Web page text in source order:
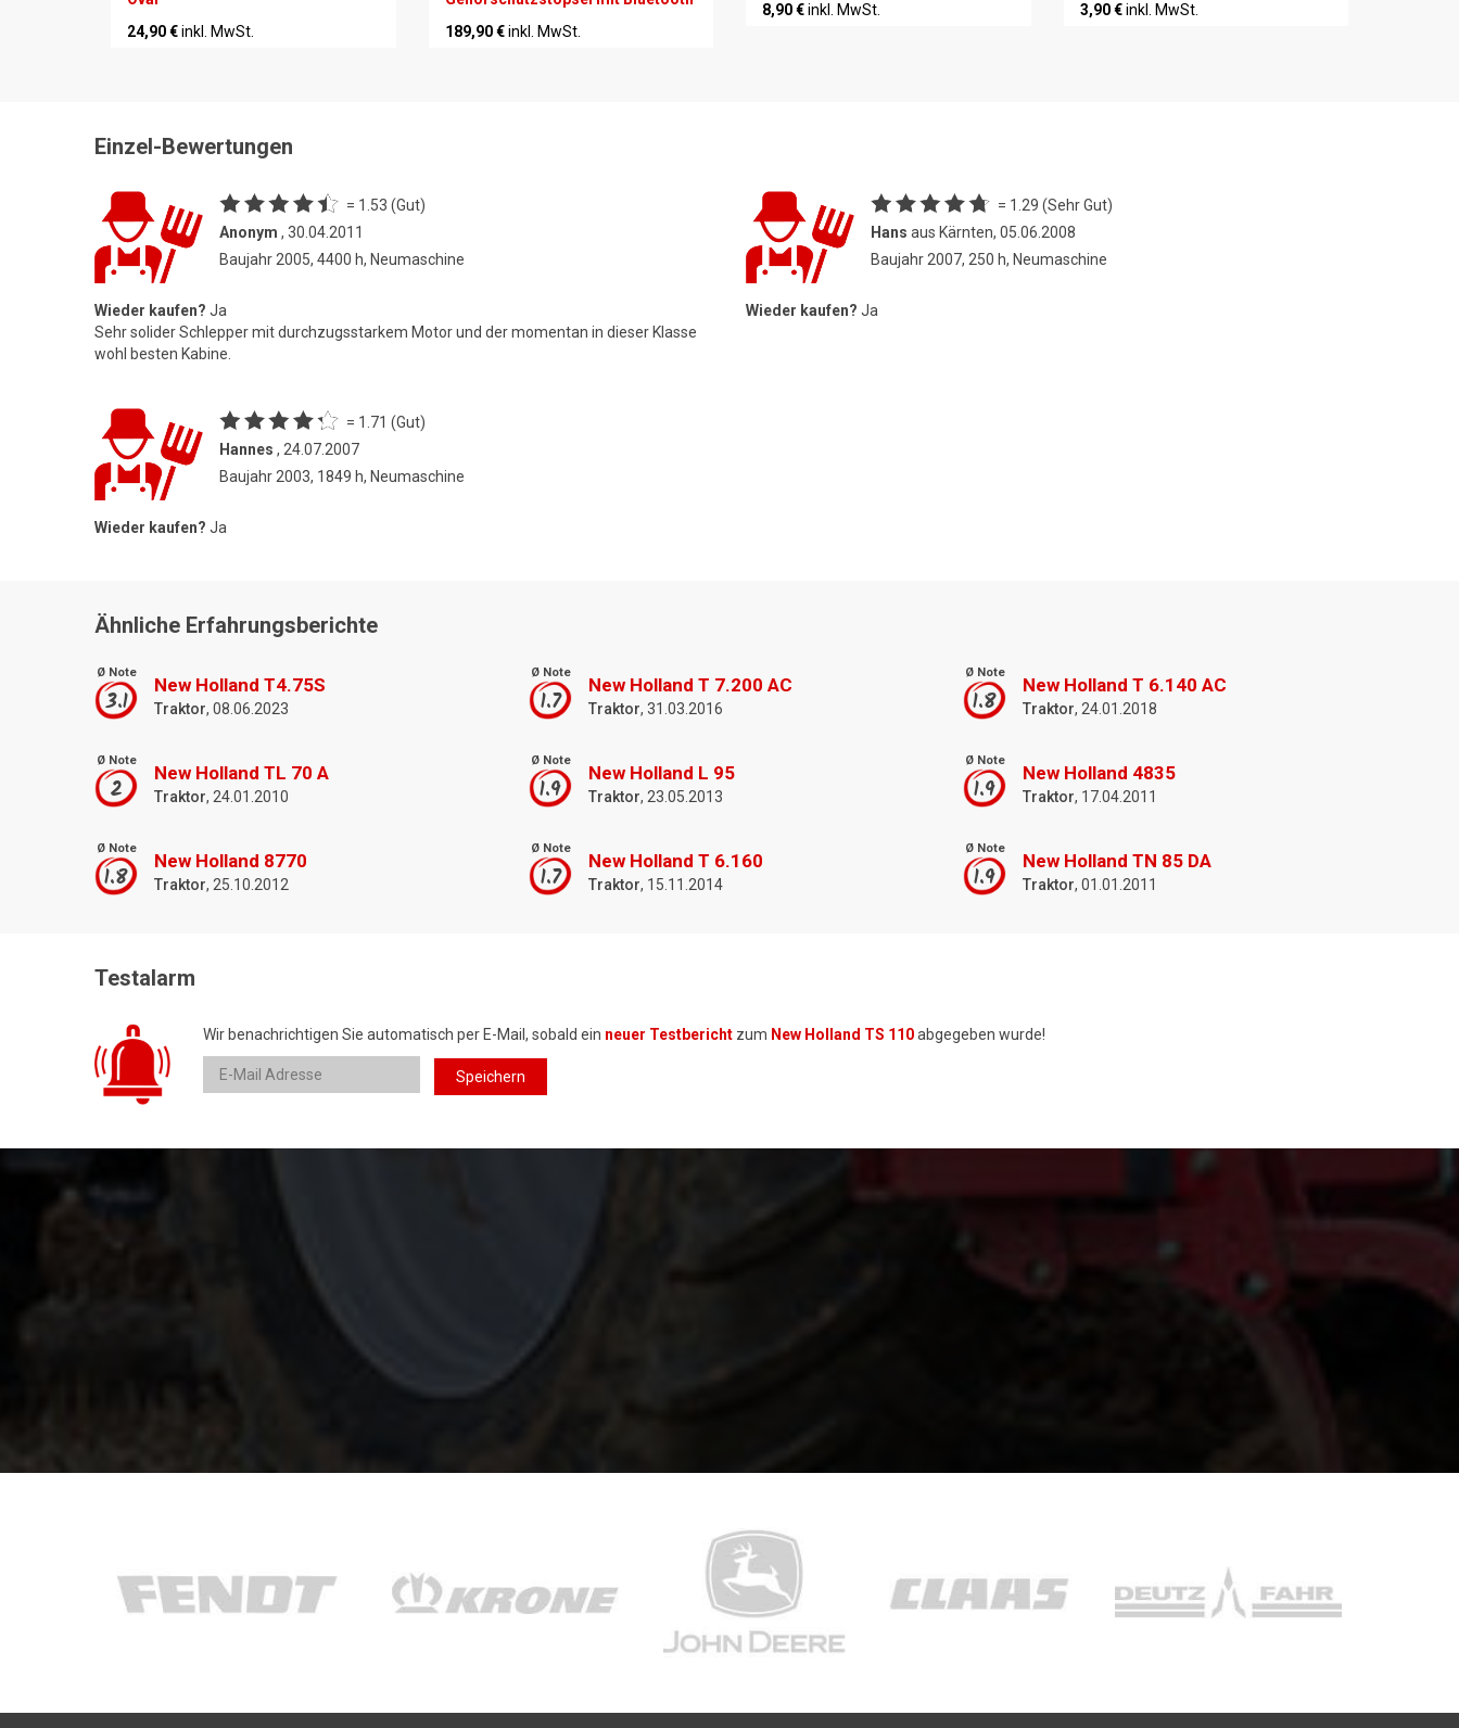
24,90 €inkl. MwSt.
189,90 € inkl. MwSt.
8,90 €inkl. MwSt.
3,90 € inkl. MwSt.
Einzel-Bewertungen
= 1.53 (Gut)
Anonym , 30.04.2011
Baujahr 2005, 4400 h, Neumaschine
Wieder kaufen? Ja
Sehr solider Schlepper mit durchzugsstarkem Motor und der momentan in dieser Klasse
wohl besten Kabine.
= 1.29 (Sehr Gut)
Hans aus Kärnten, 05.06.2008
Baujahr 2007, 250 h, Neumaschine
Wieder kaufen? Ja
= 1.71 (Gut)
Hannes , 24.07.2007
Baujahr 2003, 1849 h, Neumaschine
Wieder kaufen? Ja
Ähnliche Erfahrungsberichte
Ø Note
3.1
New Holland T4.75S
Traktor, 08.06.2023
Ø Note
1.7
New Holland T 7.200 AC
Traktor, 31.03.2016
Ø Note
1.8
New Holland T 6.140 AC
Traktor, 24.01.2018
Ø Note
2
New Holland TL 70 A
Traktor, 24.01.2010
Ø Note
1.9
New Holland L 95
Traktor, 23.05.2013
Ø Note
1.9
New Holland 4835
Traktor, 17.04.2011
Ø Note
1.8
New Holland 8770
Traktor, 25.10.2012
Ø Note
1.7
New Holland T 6.160
Traktor, 15.11.2014
Ø Note
1.9
New Holland TN 85 DA
Traktor, 01.01.2011
Testalarm
Wir benachrichtigen Sie automatisch per E-Mail, sobald ein neuer Testbericht zum New Holland TS 110abgegeben wurde!
Speichern